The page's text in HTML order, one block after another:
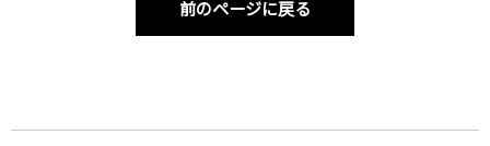
前のページに戻る